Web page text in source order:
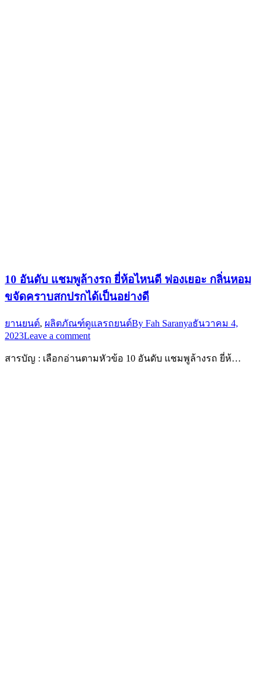
10 อันดับ แชมพูล้างรถ ยี่ห้อไหนดี ฟองเยอะ กลิ่นหอม
ขจัดคราบสกปรกได้เป็นอย่างดี
ยานยนต์, ผลิตภัณฑ์ดูแลรถยนต์By Fah Saranyaธันวาคม 4,
2023Leave a comment
สารบัญ : เลือกอ่านตามหัวข้อ 10 อันดับ แชมพูล้างรถ ยี่ห้…